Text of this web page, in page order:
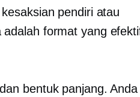
pendiri atau
format yang
bentuk panjang.